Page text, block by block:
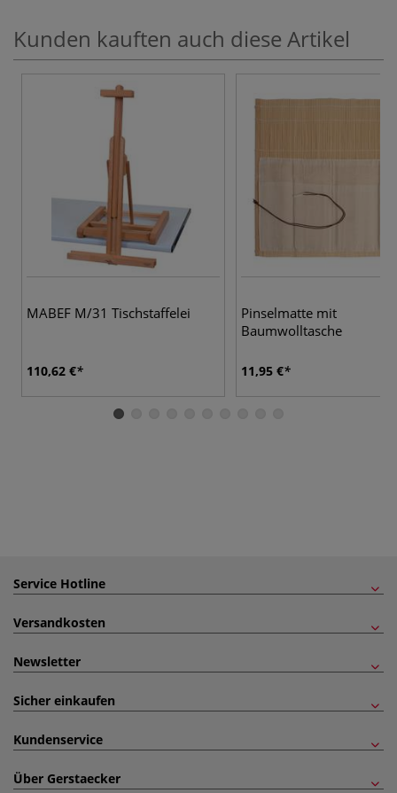
Kunden kauften auch diese Artikel
MABEF M/31 Tischstaffelei
110,62 €
Pinselmatte mit
Baumwolltasche
11,95 €
Service Hotline
Versandkosten
Newsletter
Sicher einkaufen
Kundenservice
Über Gerstaecker